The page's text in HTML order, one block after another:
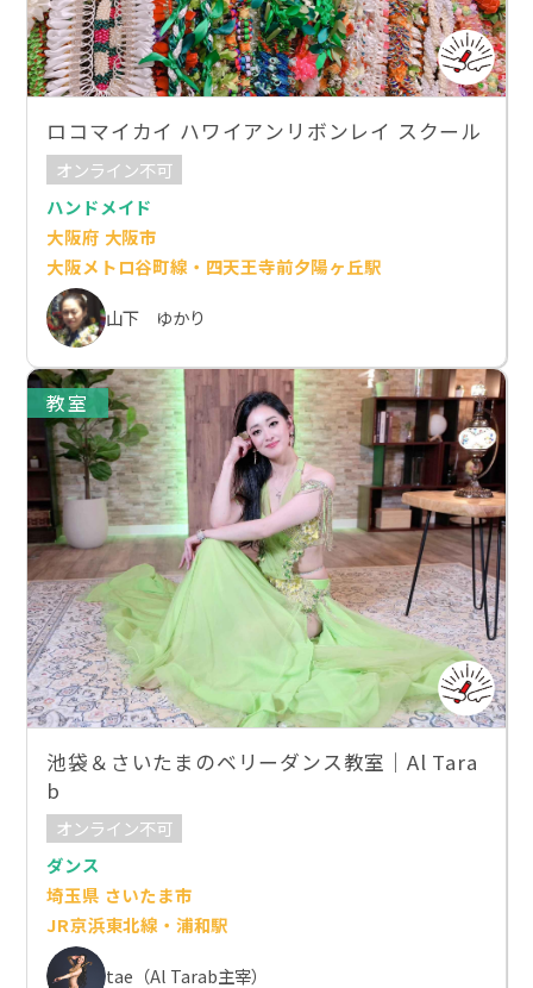
ロコマイカイ ハワイアンリボンレイ スクール
オンライン不可
ハンドメイド
大阪府 大阪市
大阪メトロ谷町線・四天王寺前夕陽ヶ丘駅
山下 ゆかり
教室
池袋＆さいたまのベリーダンス教室｜Al Tara
b
オンライン不可
ダンス
埼玉県 さいたま市
JR京浜東北線・浦和駅
tae（Al Tarab主宰）